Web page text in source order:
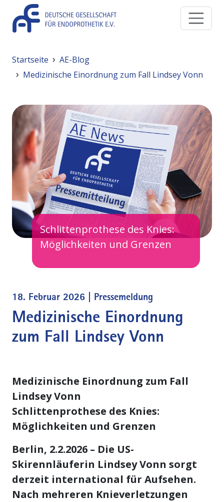
Direkt zum Inhalt
Pfadnavigation
Startseite
AE-Blog
Medizinische Einordnung zum Fall Lindsey Vonn
Schlittenprothese des Knies:
Möglichkeiten und Grenzen
18. Februar 2026 | Pressemeldung
Medizinische Einordnung
zum Fall Lindsey Vonn
Medizinische Einordnung zum Fall
Lindsey Vonn
Schlittenprothese des Knies:
Möglichkeiten und Grenzen
Berlin, 2.2.2026 – Die US-
Skirennläuferin Lindsey Vonn sorgt
derzeit international für Aufsehen.
Nach mehreren Knieverletzungen